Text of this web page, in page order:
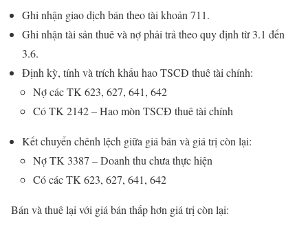
Ghi nhận giao dịch bán theo tài khoản 711.
Ghi nhận tài sản thuê và nợ phải trả theo quy định từ 3.1 đến
3.6.
Định kỳ, tính và trích khấu hao TSCĐ thuê tài chính:
Nợ các TK 623, 627, 641, 642
Có TK 2142 – Hao mòn TSCĐ thuê tài chính
Kết chuyển chênh lệch giữa giá bán và giá trị còn lại:
Nợ TK 3387 – Doanh thu chưa thực hiện
Có các TK 623, 627, 641, 642
Bán và thuê lại với giá bán thấp hơn giá trị còn lại: